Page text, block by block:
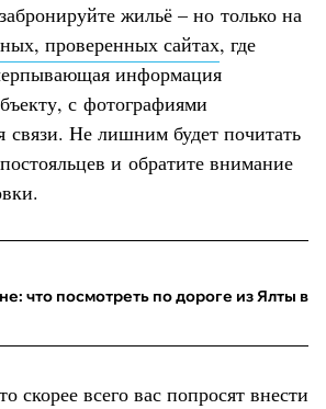
жильё – но только на
проверенных сайтах, где
информация
с фотографиями
связи. Не лишним будет почитать
и обратите внимание
что посмотреть по дороге из Ялты в
скорее всего вас попросят внести